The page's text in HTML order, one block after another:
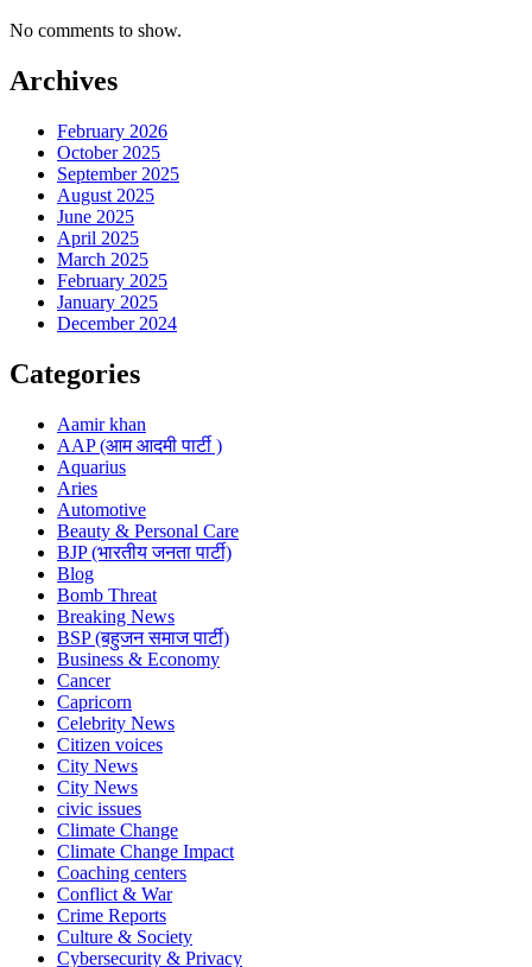
No comments to show.
Archives
February 2026
October 2025
September 2025
August 2025
June 2025
April 2025
March 2025
February 2025
January 2025
December 2024
Categories
Aamir khan
AAP (आम आदमी पार्टी )
Aquarius
Aries
Automotive
Beauty & Personal Care
BJP (भारतीय जनता पार्टी)
Blog
Bomb Threat
Breaking News
BSP (बहुजन समाज पार्टी)
Business & Economy
Cancer
Capricorn
Celebrity News
Citizen voices
City News
City News
civic issues
Climate Change
Climate Change Impact
Coaching centers
Conflict & War
Crime Reports
Culture & Society
Cybersecurity & Privacy